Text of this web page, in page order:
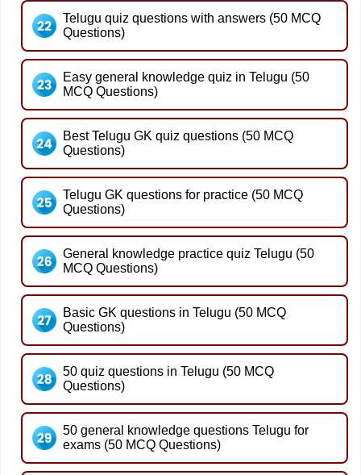
Telugu quiz questions with answers (50 MCQ
Questions)
Easy general knowledge quiz in Telugu (50
MCQ Questions)
Best Telugu GK quiz questions (50 MCQ
Questions)
Telugu GK questions for practice (50 MCQ
Questions)
General knowledge practice quiz Telugu (50
MCQ Questions)
Basic GK questions in Telugu (50 MCQ
Questions)
50 quiz questions in Telugu (50 MCQ
Questions)
50 general knowledge questions Telugu for
exams (50 MCQ Questions)